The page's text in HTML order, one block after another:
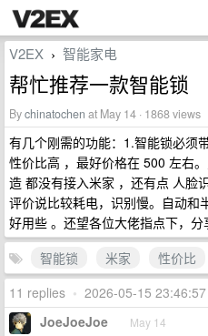
V2EX › 智能家电
帮忙推荐一款智能锁
Bychinatochen at May 14 · 1868 views
有几个刚需的功能：1.智能锁必须
性价比高 ，最好价格在 500 左右
造 都没有接入米家 ，还有点 人脸
评价说比较耗电，识别慢。自动和
好用些 。还望各位大佬指点下，
智能锁
米家
性价比
11 replies • 2026-05-15
JoeJoeJoe May 14